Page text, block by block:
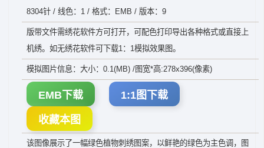
8304针 / 线色：1 / 格式：EMB / 版本：9
版带文件需绣花软件方可打开，可配色打印导出各种格式或直接上
机绣。如无绣花软件可下载1：1模拟效果图。
模拟图片信息：大小：0.1(MB) /图宽*高:278x396(像素)
EMB下载 1:1图下载
收藏本图
该图像展示了一幅绿色植物刺绣图案，以鲜艳的绿色为主色调，图